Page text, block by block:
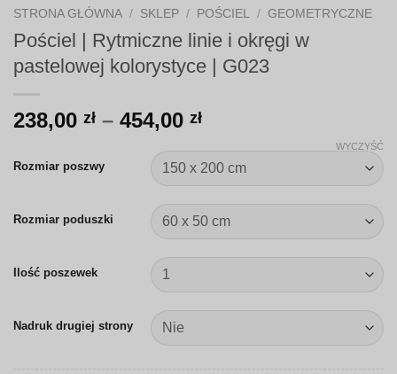
STRONA GŁÓWNA / SKLEP / POŚCIEL / GEOMETRYCZNE
Pościel | Rytmiczne linie i okręgi w
pastelowej kolorystyce | G023
238,00 zł – 454,00 złZakres
od
238,00 zł
do
454,00 zł
Rozmiar poszwy
Rozmiar poduszki
Ilość poszewek
Nadruk drugiej strony
WYCZYŚĆ